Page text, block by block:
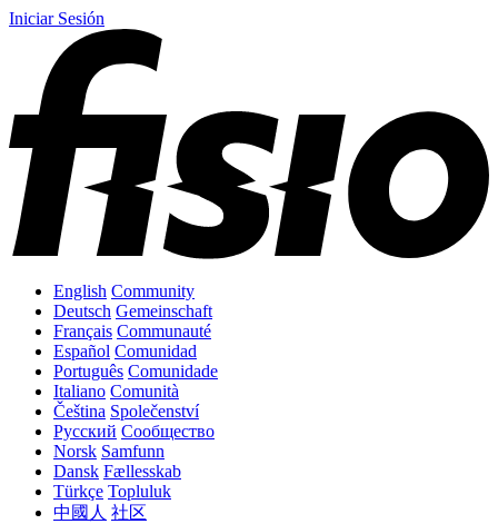
Iniciar Sesión
English Community
Deutsch Gemeinschaft
Français Communauté
Español Comunidad
Português Comunidade
Italiano Comunità
Čeština Společenství
Русский Сообщество
Norsk Samfunn
Dansk Fællesskab
Türkçe Topluluk
中國人 社区